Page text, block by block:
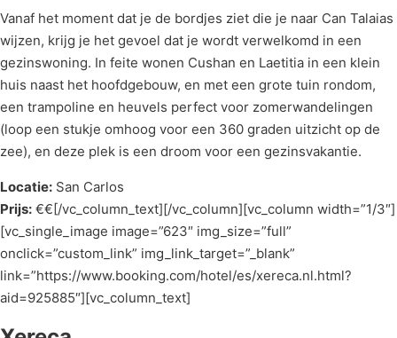
Vanaf het moment dat je de bordjes ziet die je naar Can Talaias
wijzen, krijg je het gevoel dat je wordt verwelkomd in een
gezinswoning. In feite wonen Cushan en Laetitia in een klein
huis naast het hoofdgebouw, en met een grote tuin rondom,
een trampoline en heuvels perfect voor zomerwandelingen
(loop een stukje omhoog voor een 360 graden uitzicht op de
zee), en deze plek is een droom voor een gezinsvakantie.
Locatie: San Carlos
Prijs: €€[/vc_column_text][/vc_column][vc_column width=”1/3″]
[vc_single_image image=”623″ img_size=”full”
onclick=”custom_link” img_link_target=”_blank”
link=”https://www.booking.com/hotel/es/xereca.nl.html?
aid=925885″][vc_column_text]